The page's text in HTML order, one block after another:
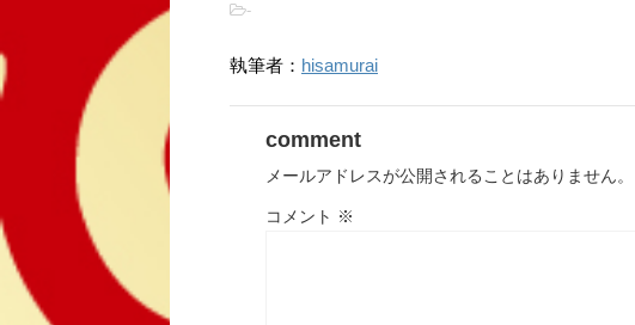
-
執筆者： hisamurai
comment
メールアドレスが公開されることはありません。
コメント ※